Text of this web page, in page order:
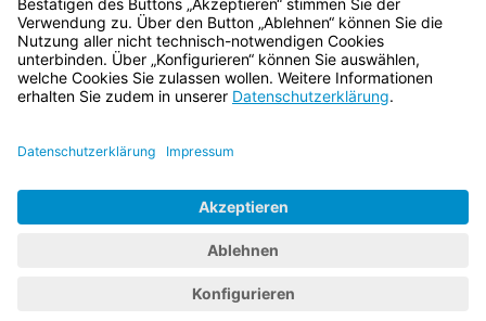
Bayern.de
BayernPortal
Impressum